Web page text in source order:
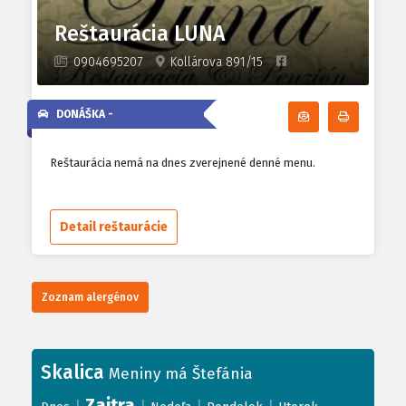
Reštaurácia LUNA
0904695207 Kollárova 891/15
Odoberať
DONÁŠKA -
Reštaurácia nemá na dnes zverejnené denné menu.
Detail reštaurácie
Zoznam alergénov
Skalica Meniny má Štefánia